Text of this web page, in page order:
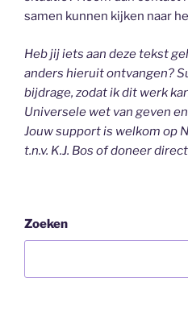
samen kunnen kijken naar
Heb jij iets aan deze tekst
anders hieruit ontvangen?
bijdrage, zodat ik dit werk
Universele wet van geven
Jouw support is welkom op
t.n.v. K.J. Bos of doneer
Zoeken